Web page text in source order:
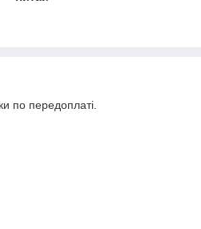
по передоплаті.